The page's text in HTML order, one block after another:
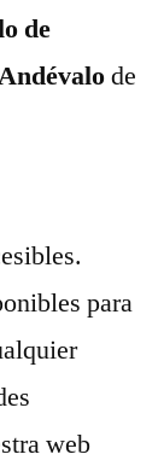
de
de
para
web